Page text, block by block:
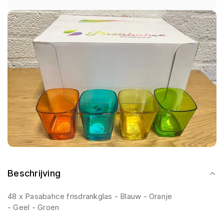
Beschrijving
48 x Pasabahce frisdrankglas - Blauw - Oranje
- Geel - Groen